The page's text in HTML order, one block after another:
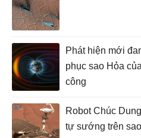
Phát hiện mới
phục sao Hỏa
công
Robot Chúc
tự sướng trên